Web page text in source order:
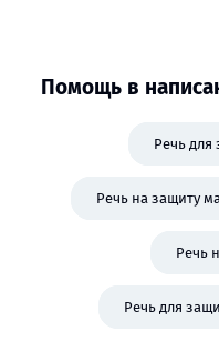
Помощь в
Речь
Речь на защиту
Речь
Речь для